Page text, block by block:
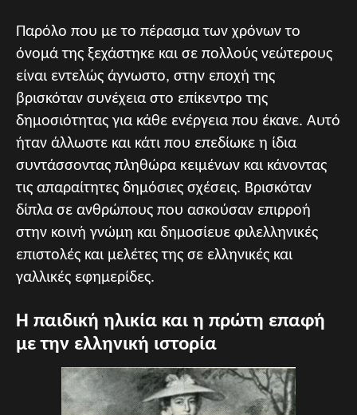
Παρόλο που με το πέρασμα των χρόνων το
όνομά της ξεχάστηκε και σε πολλούς νεώτερους
είναι εντελώς άγνωστο, στην εποχή της
βρισκόταν συνέχεια στο επίκεντρο της
δημοσιότητας για κάθε ενέργεια που έκανε. Αυτό
ήταν άλλωστε και κάτι που επεδίωκε η ίδια
συντάσσοντας πληθώρα κειμένων και κάνοντας
τις απαραίτητες δημόσιες σχέσεις. Βρισκόταν
δίπλα σε ανθρώπους που ασκούσαν επιρροή
στην κοινή γνώμη και δημοσίευε φιλελληνικές
επιστολές και μελέτες της σε ελληνικές και
γαλλικές εφημερίδες.
Η παιδική ηλικία και η πρώτη επαφή
με την ελληνική ιστορία